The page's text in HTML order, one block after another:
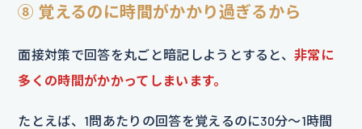
⑧ 覚えるのに時間がかかり過ぎるから
面接対策で回答を丸ごと暗記しようとすると、非常に
多くの時間がかかってしまいます。
たとえば、1問あたりの回答を覚えるのに30分〜1時間